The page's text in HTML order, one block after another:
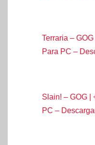
Terraria –
Para PC –
Slain! – GOG |
PC –